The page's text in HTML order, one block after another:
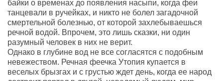
байки о временах до появления насыпи, когда феи
танцевали в ручейках, и никто не болел загадочной
смертельной болезнью, от которой захлебываешься
речной водой. Впрочем, это лишь сказки, ни один
разумный человек в них не верит.
Однако в глубине вод не все согласятся с подобным
невежеством. Речная феечка Утопия купается в
веселых брызгах и с грустью ждет день, когда ее народ